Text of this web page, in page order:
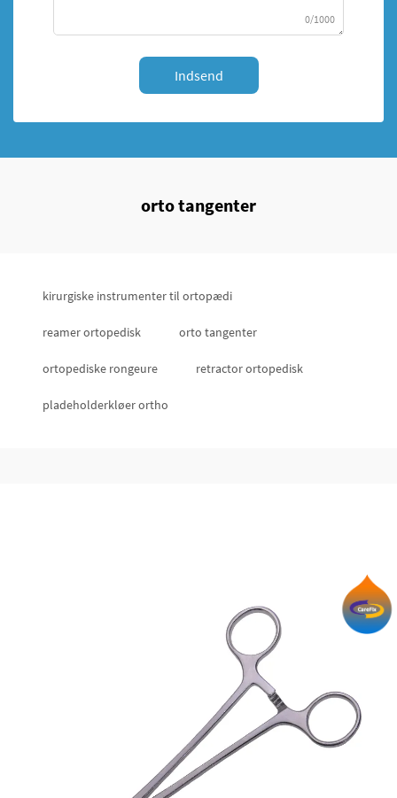
0/1000
Indsend
orto tangenter
kirurgiske instrumenter til ortopædi
reamer ortopedisk orto tangenter
ortopediske rongeure retractor ortopedisk
pladeholderkløer ortho